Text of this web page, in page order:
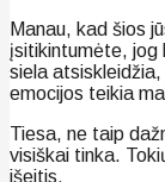
Manau, kad šios
įsitikintumėte, jog
siela
emocijos teikia
Tiesa, ne taip
visiškai tinka.
išeitis.